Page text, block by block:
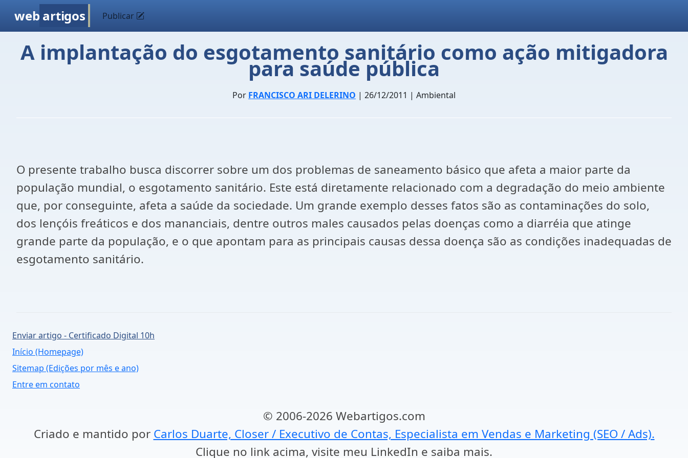
web artigos Publicar
A implantação do esgotamento sanitário como ação mitigadora
para saúde pública
Por FRANCISCO ARI DELERINO | 26/12/2011 | Ambiental
O presente trabalho busca discorrer sobre um dos problemas de saneamento básico que afeta a maior parte da
população mundial, o esgotamento sanitário. Este está diretamente relacionado com a degradação do meio ambiente
que, por conseguinte, afeta a saúde da sociedade. Um grande exemplo desses fatos são as contaminações do solo,
dos lençóis freáticos e dos mananciais, dentre outros males causados pelas doenças como a diarréia que atinge
grande parte da população, e o que apontam para as principais causas dessa doença são as condições inadequadas de
esgotamento sanitário.
Enviar artigo - Certificado Digital 10h
Início (Homepage)
Sitemap (Edições por mês e ano)
Entre em contato
© 2006-2026 Webartigos.com
Criado e mantido por Carlos Duarte, Closer / Executivo de Contas, Especialista em Vendas e Marketing (SEO / Ads).
Clique no link acima, visite meu LinkedIn e saiba mais.